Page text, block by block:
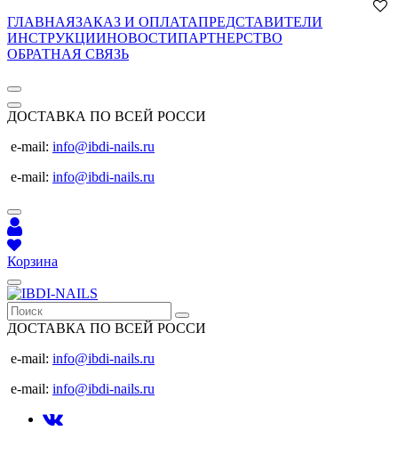
ГЛАВНАЯЗАКАЗ И ОПЛАТАПРЕДСТАВИТЕЛИ
ИНСТРУКЦИИНОВОСТИПАРТНЕРСТВО
ОБРАТНАЯ СВЯЗЬ
ДОСТАВКА ПО ВСЕЙ РОССИ
e-mail: info@ibdi-nails.ru
e-mail: info@ibdi-nails.ru
Корзина
ДОСТАВКА ПО ВСЕЙ РОССИ
e-mail: info@ibdi-nails.ru
e-mail: info@ibdi-nails.ru